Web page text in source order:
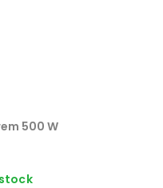
500 W